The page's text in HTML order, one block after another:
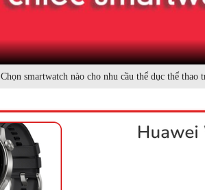
Chọn smartwatch nào cho nhu cầu thể dục thể thao